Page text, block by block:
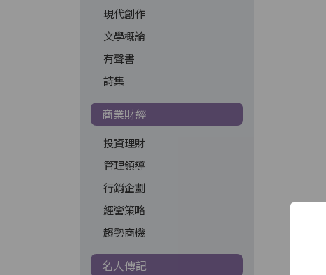
現代創作
文學概論
有聲書
詩集
商業財經
投資理財
管理領導
行銷企劃
經營策略
趨勢商機
名人傳記